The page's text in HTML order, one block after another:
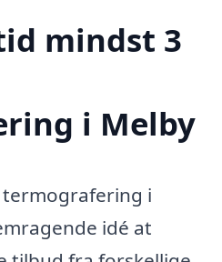
mindst 3
i Melby
i
idé at